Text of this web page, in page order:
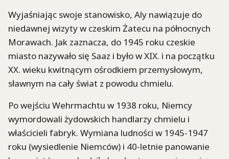
Wyjaśniając swoje stanowisko, Aly nawiązuje do
niedawnej wizyty w czeskim Żatecu na północnych
Morawach. Jak zaznacza, do 1945 roku czeskie
miasto nazywało się Saaz i było w XIX. i na początku
XX. wieku kwitnącym ośrodkiem przemysłowym,
sławnym na cały świat z powodu chmielu.
Po wejściu Wehrmachtu w 1938 roku, Niemcy
wymordowali żydowskich handlarzy chmielu i
właścicieli fabryk. Wymiana ludności w 1945-1947
roku (wysiedlenie Niemców) i 40-letnie panowanie